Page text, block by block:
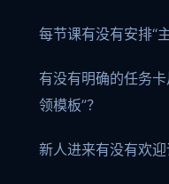
每节课有没有安排“
有没有明确的任务
领模板”？
新人进来有没有欢